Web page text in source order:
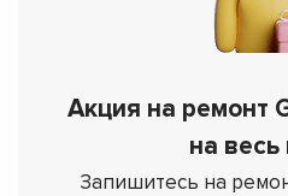
Акция на ремонт
на весь
Запишитесь на